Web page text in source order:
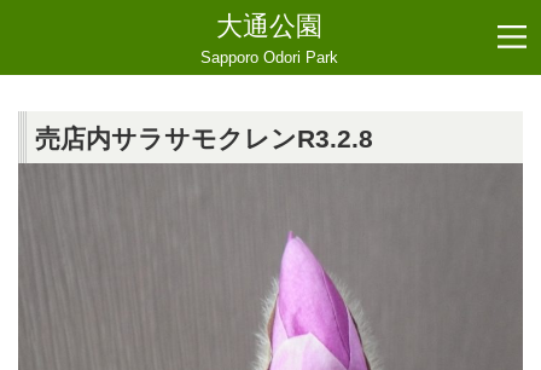
大通公園
Sapporo Odori Park
売店内サラサモクレンR3.2.8